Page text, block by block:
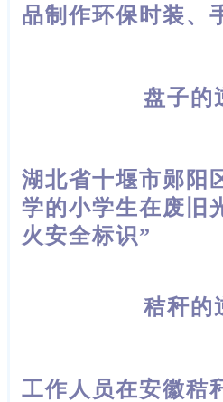
品制作环保时装、
盘子的
湖北省十堰市郧阳
学的小学生在废旧
火安全标识”
秸秆的
工作人员在安徽秸